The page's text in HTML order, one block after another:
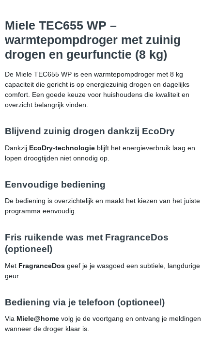
Miele TEC655 WP –
warmtepompdroger met zuinig
drogen en geurfunctie (8 kg)
De Miele TEC655 WP is een warmtepompdroger met 8 kg
capaciteit die gericht is op energiezuinig drogen en dagelijks
comfort. Een goede keuze voor huishoudens die kwaliteit en
overzicht belangrijk vinden.
Blijvend zuinig drogen dankzij EcoDry
Dankzij EcoDry-technologie blijft het energieverbruik laag en
lopen droogtijden niet onnodig op.
Eenvoudige bediening
De bediening is overzichtelijk en maakt het kiezen van het juiste
programma eenvoudig.
Fris ruikende was met FragranceDos
(optioneel)
Met FragranceDos geef je je wasgoed een subtiele, langdurige
geur.
Bediening via je telefoon (optioneel)
Via Miele@home volg je de voortgang en ontvang je meldingen
wanneer de droger klaar is.